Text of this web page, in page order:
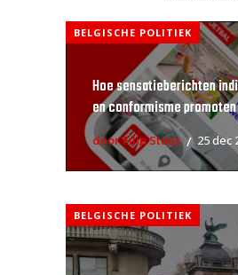
BELGISCHE POLITIEK
Hoe sensatieberichten
en conformisme promoten
door Filip Staes 25 dec
BELGISCHE POLITIEK